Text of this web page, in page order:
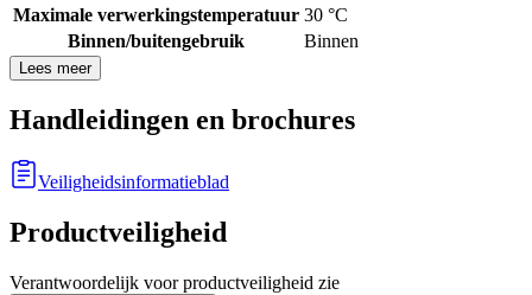
Maximale verwerkingstemperatuur 30 °C
Binnen/buitengebruik
Binnen
Lees meer
Handleidingen en brochures
Veiligheidsinformatieblad
Productveiligheid
Verantwoordelijk voor productveiligheid zie